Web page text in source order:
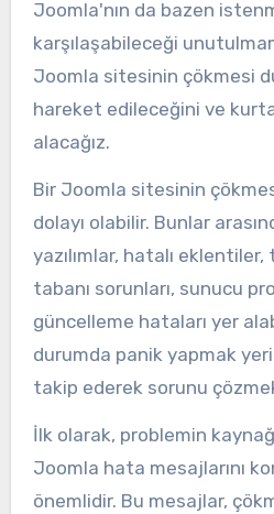
Joomla'nın da bazen
karşılaşabileceği
Joomla sitesinin çökmesi
hareket edileceğini ve
alacağız.
Bir Joomla sitesinin
dolayı olabilir. Bunlar
yazılımlar, hatalı
tabanı sorunları, sunucu
güncelleme hataları yer
durumda panik yapmak
takip ederek sorunu
İlk olarak, problemin
Joomla hata mesajlarını
önemlidir. Bu mesajlar,